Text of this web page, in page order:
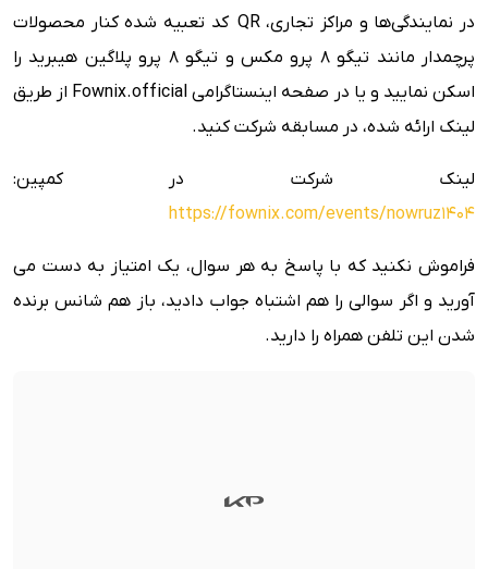
در نمایندگی‌ها و مراکز تجاری، QR کد تعبیه شده کنار محصولات
پرچمدار مانند تیگو 8 پرو مکس و تیگو 8 پرو پلاگین هیبرید را
اسکن نمایید و یا در صفحه اینستاگرامی Fownix.official از طریق
لینک ارائه شده، در مسابقه شرکت کنید.
لینک شرکت در کمپین:
https://fownix.com/events/nowruz1404
فراموش نکنید که با پاسخ به هر سوال، یک امتیاز به دست می
آورید و اگر سوالی را هم اشتباه جواب دادید، باز هم شانس برنده
شدن این تلفن همراه را دارید.